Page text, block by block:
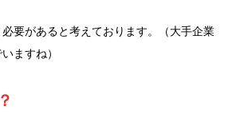
要があると考えております。（大手企業
ますね）